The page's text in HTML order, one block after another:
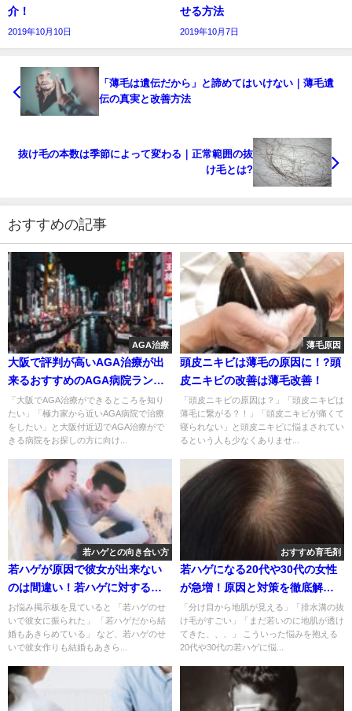
介！
2019年10月10日
せる方法
2019年10月7日
「薄毛は遺伝だから」と諦めてはいけない｜薄毛遺
伝の真実と改善方法
抜け毛の本数は季節によって変わる｜正常範囲の抜
け毛とは?
おすすめの記事
AGA治療
大阪で評判が高いAGA治療が出
来るおすすめのAGA病院ランキ
ングTOP3
「大阪でAGA治療ができるところを知り
たい」「極力家から近いAGA病院で治療
をしたい」と大阪付近辺でAGA治療がで
きる病院をお探しの方に向け...
薄毛原因
頭皮ニキビは薄毛の原因に！?頭
皮ニキビの改善は薄毛改善！
「頭皮ニキビの原因は？」「頭皮ニキビは
薄毛に繋がる？！」「頭皮ニキビが痛くて
寝られない」と頭皮ニキビに悩まされてい
るという人も少なくありませ...
若ハゲとの向き合い方
若ハゲが原因で彼女が出来ない
のは間違い！若ハゲに対する女
性の本音
お悩み掲示板を見ていると 「若ハゲのせ
いで彼女に振られた」 「若ハゲだから結
婚もあきらめている」 など、若ハゲのせ
いで彼女作りも結婚もあきら...
おすすめ育毛剤
若ハゲになる20代や30代の女性
が急増！原因と対策を徹底解
明！
「分け目から地肌が見える」「排水溝の抜
け毛がすごい」「まだ若いのに地肌が透け
てきた、、、」 こういった悩みを抱える
20代や30代の若ハゲに悩...